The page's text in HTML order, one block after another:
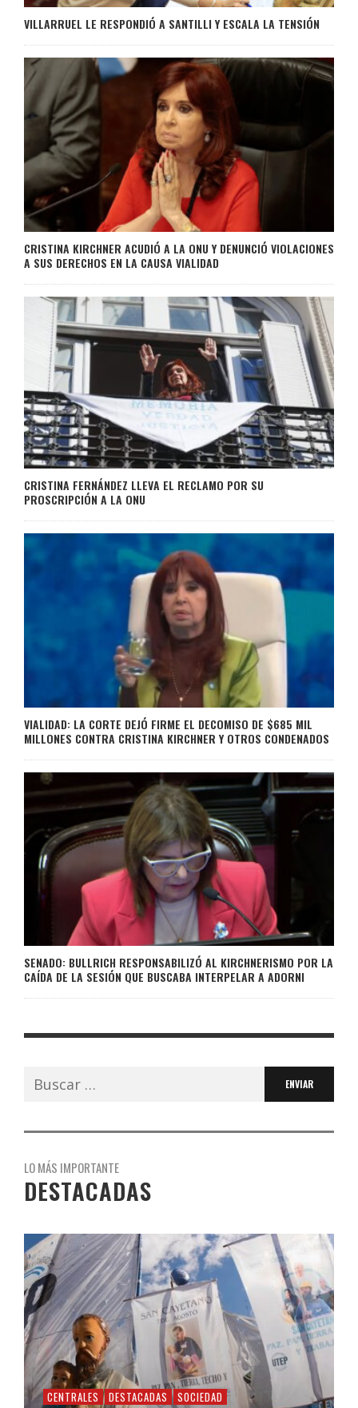
VILLARRUEL LE RESPONDIÓ A SANTILLI Y ESCALA LA TENSIÓN
CRISTINA KIRCHNER ACUDIÓ A LA ONU Y DENUNCIÓ VIOLACIONES
A SUS DERECHOS EN LA CAUSA VIALIDAD
CRISTINA FERNÁNDEZ LLEVA EL RECLAMO POR SU
PROSCRIPCIÓN A LA ONU
VIALIDAD: LA CORTE DEJÓ FIRME EL DECOMISO DE $685 MIL
MILLONES CONTRA CRISTINA KIRCHNER Y OTROS CONDENADOS
SENADO: BULLRICH RESPONSABILIZÓ AL KIRCHNERISMO POR LA
CAÍDA DE LA SESIÓN QUE BUSCABA INTERPELAR A ADORNI
Buscar:
LO MÁS IMPORTANTE
DESTACADAS
CENTRALES DESTACADAS SOCIEDAD